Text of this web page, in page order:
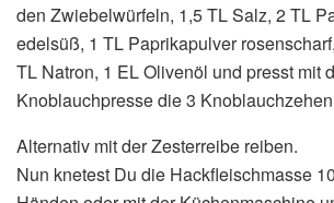
den Zwiebelwürfeln, 1,5 TL Salz, 2 TL
edelsüß, 1 TL Paprikapulver
TL Natron, 1 EL Olivenöl und presst mit
Knoblauchpresse die 3
Alternativ mit der Zesterreibe reiben.
Nun knetest Du die Hackfleischmasse